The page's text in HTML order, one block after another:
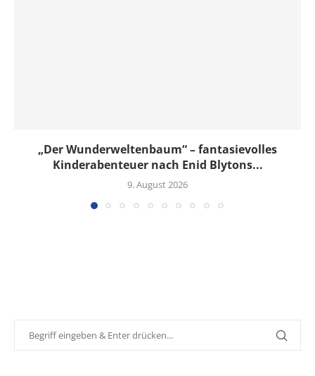
„Der Wunderweltenbaum“ – fantasievolles
Kinderabenteuer nach Enid Blytons...
9. August 2026